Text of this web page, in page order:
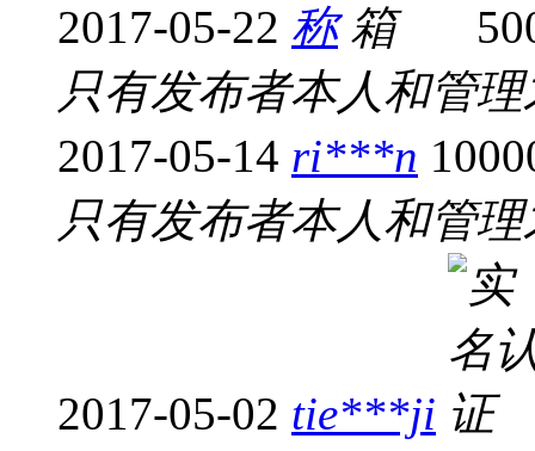
2017-05-22 称
只有发布者本人和管
2017-05-14 ri***n
只有发布者本人和管
2017-05-02 tie***ji